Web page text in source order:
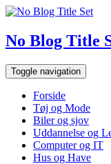
Skip
content
No Blog Title
Toggle navigation
Forside
Tøj og Mode
Biler og sjov
Uddannelse og
Computer og IT
Hus og Have